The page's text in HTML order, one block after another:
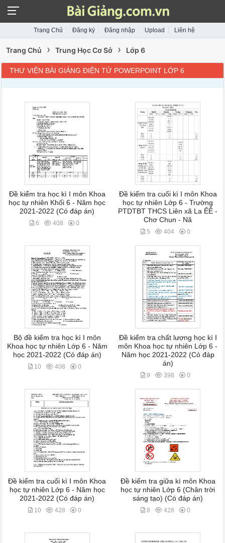
Trang Chủ Đăng ký Đăng nhập Upload Liên hệ
Trang Chủ › Trung Học Cơ Sở › Lớp 6
THƯ VIỆN BÀI GIẢNG ĐIỆN TỬ POWERPOINT LỚP 6
Đề kiểm tra học kì I môn Khoa
học tự nhiên Khối 6 - Năm học
2021-2022 (Có đáp án)
6 408 0
Đề kiểm tra cuối kì I môn Khoa
học tự nhiên Lớp 6 - Trường
PTDTBT THCS Liên xã La ÊÊ -
Chơ Chun - Nă
5 404 0
Bộ đề kiểm tra học kì I môn
Khoa học tự nhiên Lớp 6 - Năm
học 2021-2022 (Có đáp án)
10 408 0
Đề kiểm tra chất lượng học kì I
môn Khoa học tự nhiên Lớp 6 -
Năm học 2021-2022 (Có đáp
án)
9 398 0
Đề kiểm tra cuối kì I môn Khoa
học tự nhiên Lớp 6 - Năm học
2021-2022 (Có đáp án)
10 428 0
Đề kiểm tra giữa kì môn Khoa
học tự nhiên Lớp 6 (Chân trời
sáng tạo) (Có đáp án)
8 428 0